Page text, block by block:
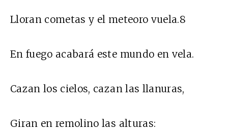
Lloran cometas y el meteoro vuela.8
En fuego acabará este mundo en vela.
Cazan los cielos, cazan las llanuras,
Giran en remolino las alturas: